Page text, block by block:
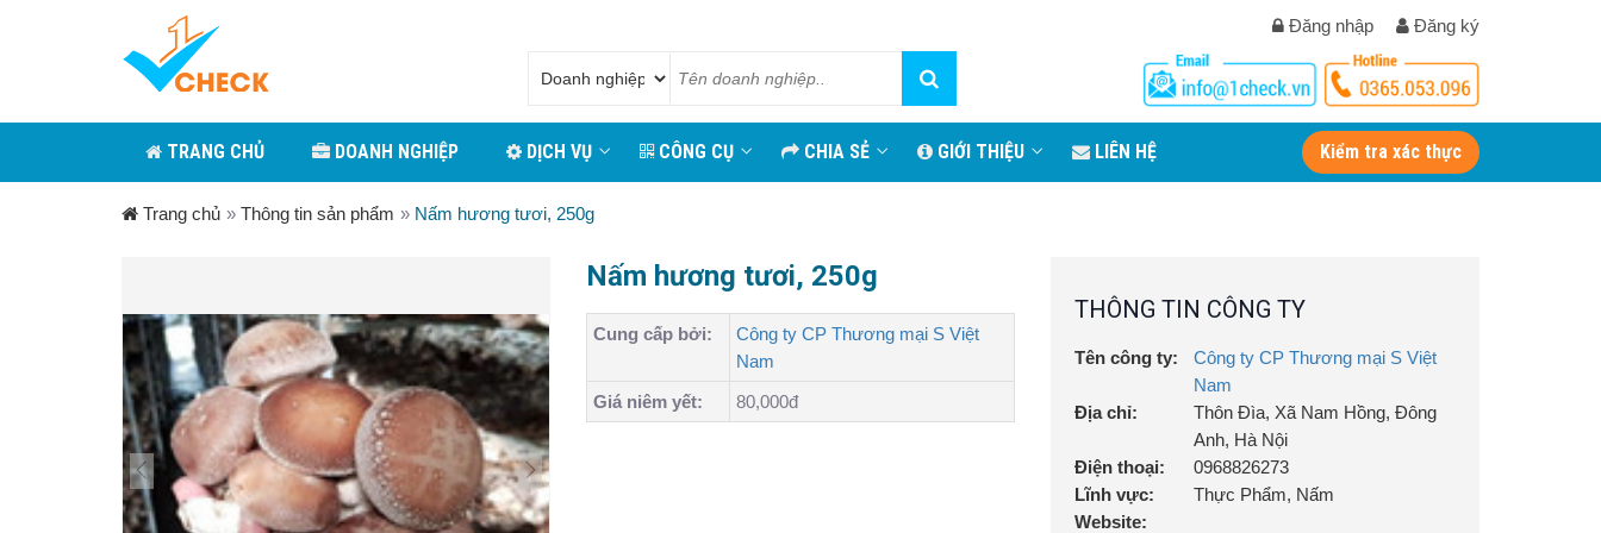
Đăng nhập Đăng ký
TRANG CHỦ DOANH NGHIỆP DỊCH VỤ CÔNG CỤ CHIA SẺ GIỚI THIỆU LIÊN HỆ Kiểm tra xác thực
Trang chủ » Thông tin sản phẩm » Nấm hương tươi, 250g
Nấm hương tươi, 250g
Cung cấp bởi:
Công ty CP Thương mại S Việt
Nam
Giá niêm yết:
80,000đ
THÔNG TIN CÔNG TY
Tên công ty:
Công ty CP Thương mại S Việt
Nam
Địa chỉ:
Thôn Đìa, Xã Nam Hồng, Đông
Anh, Hà Nội
Điện thoại:
0968826273
Lĩnh vực:
Thực Phẩm, Nấm
Website: